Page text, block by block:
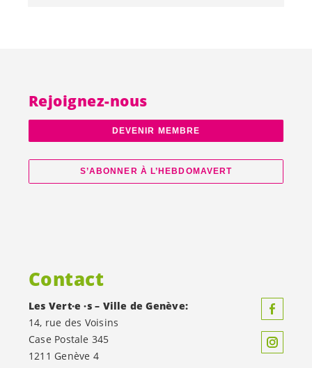
Rejoignez-nous
DEVENIR MEMBRE
S’ABONNER À L’HEBDOMAVERT
Contact
Les Vert·e ·s – Ville de Genève:
14, rue des Voisins
Case Postale 345
1211 Genève 4